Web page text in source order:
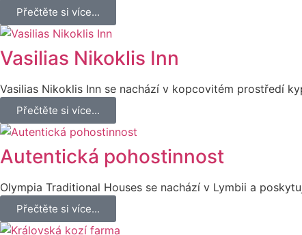
Přečtěte si více...
Vasilias Nikoklis Inn
Vasilias Nikoklis Inn se nachází v kopcovitém prostředí
Přečtěte si více...
Autentická pohostinnost
Olympia Traditional Houses se nachází v Lymbii a
Přečtěte si více...